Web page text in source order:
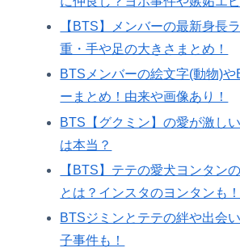
【BTS】メンバーの最新身長
重・手や足の大きさまとめ！
BTSメンバーの絵文字(動物)
ーまとめ！由来や画像あり！
BTS【グクミン】の愛が激し
は本当？
【BTS】テテの愛犬ヨンタン
とは？インスタのヨンタンも！
BTSジミンとテテの絆や出会
子事件も！